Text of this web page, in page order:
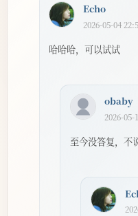
Echo
2026-05-04
哈哈哈，可以试试
obaby
2026-05-
至今没答复，不